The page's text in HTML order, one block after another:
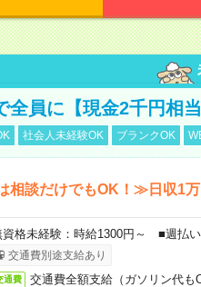
全員に【現金2千円相
社会人未経験OK ブランクOK
相談だけでもOK！≫日収1万
資格未経験：時給1300円～ ■週払
交通費別途支給あり
通費 交通費全額支給（ガソリン代も